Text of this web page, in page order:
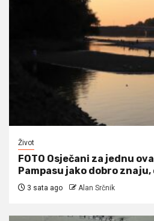
Život
FOTO Osječani za jednu
Pampasu jako dobro
3 sata ago Alan Srčnik